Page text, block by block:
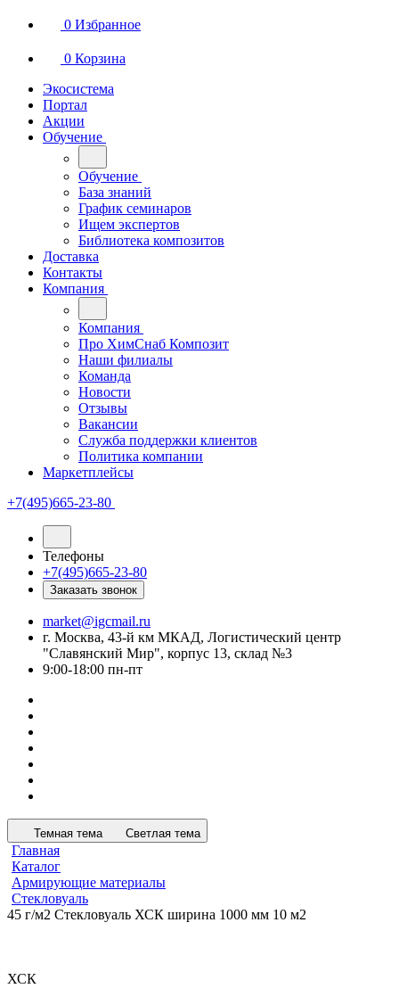
0 Избранное
0 Корзина
Экосистема
Портал
Акции
Обучение
Обучение
База знаний
График семинаров
Ищем экспертов
Библиотека композитов
Доставка
Контакты
Компания
Компания
Про ХимСнаб Композит
Наши филиалы
Команда
Новости
Отзывы
Вакансии
Служба поддержки клиентов
Политика компании
Маркетплейсы
+7(495)665-23-80
Телефоны
+7(495)665-23-80
Заказать звонок
market@igcmail.ru
г. Москва, 43-й км МКАД, Логистический центр
"Славянский Мир", корпус 13, склад №3
9:00-18:00 пн-пт
Темная тема Светлая тема
Главная
Каталог
Армирующие материалы
Стекловуаль
45 г/м2 Стекловуаль ХСК ширина 1000 мм 10 м2
ХСК